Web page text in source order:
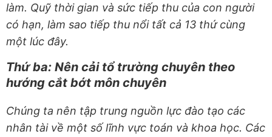
làm. Quỹ thời gian và sức tiếp thu của con người
có hạn, làm sao tiếp thu nổi tất cả 13 thứ cùng
một lúc đây.
Thứ ba: Nên cải tổ trường chuyên theo
hướng cắt bớt môn chuyên
Chúng ta nên tập trung nguồn lực đào tạo các
nhân tài về một số lĩnh vực toán và khoa học. Các